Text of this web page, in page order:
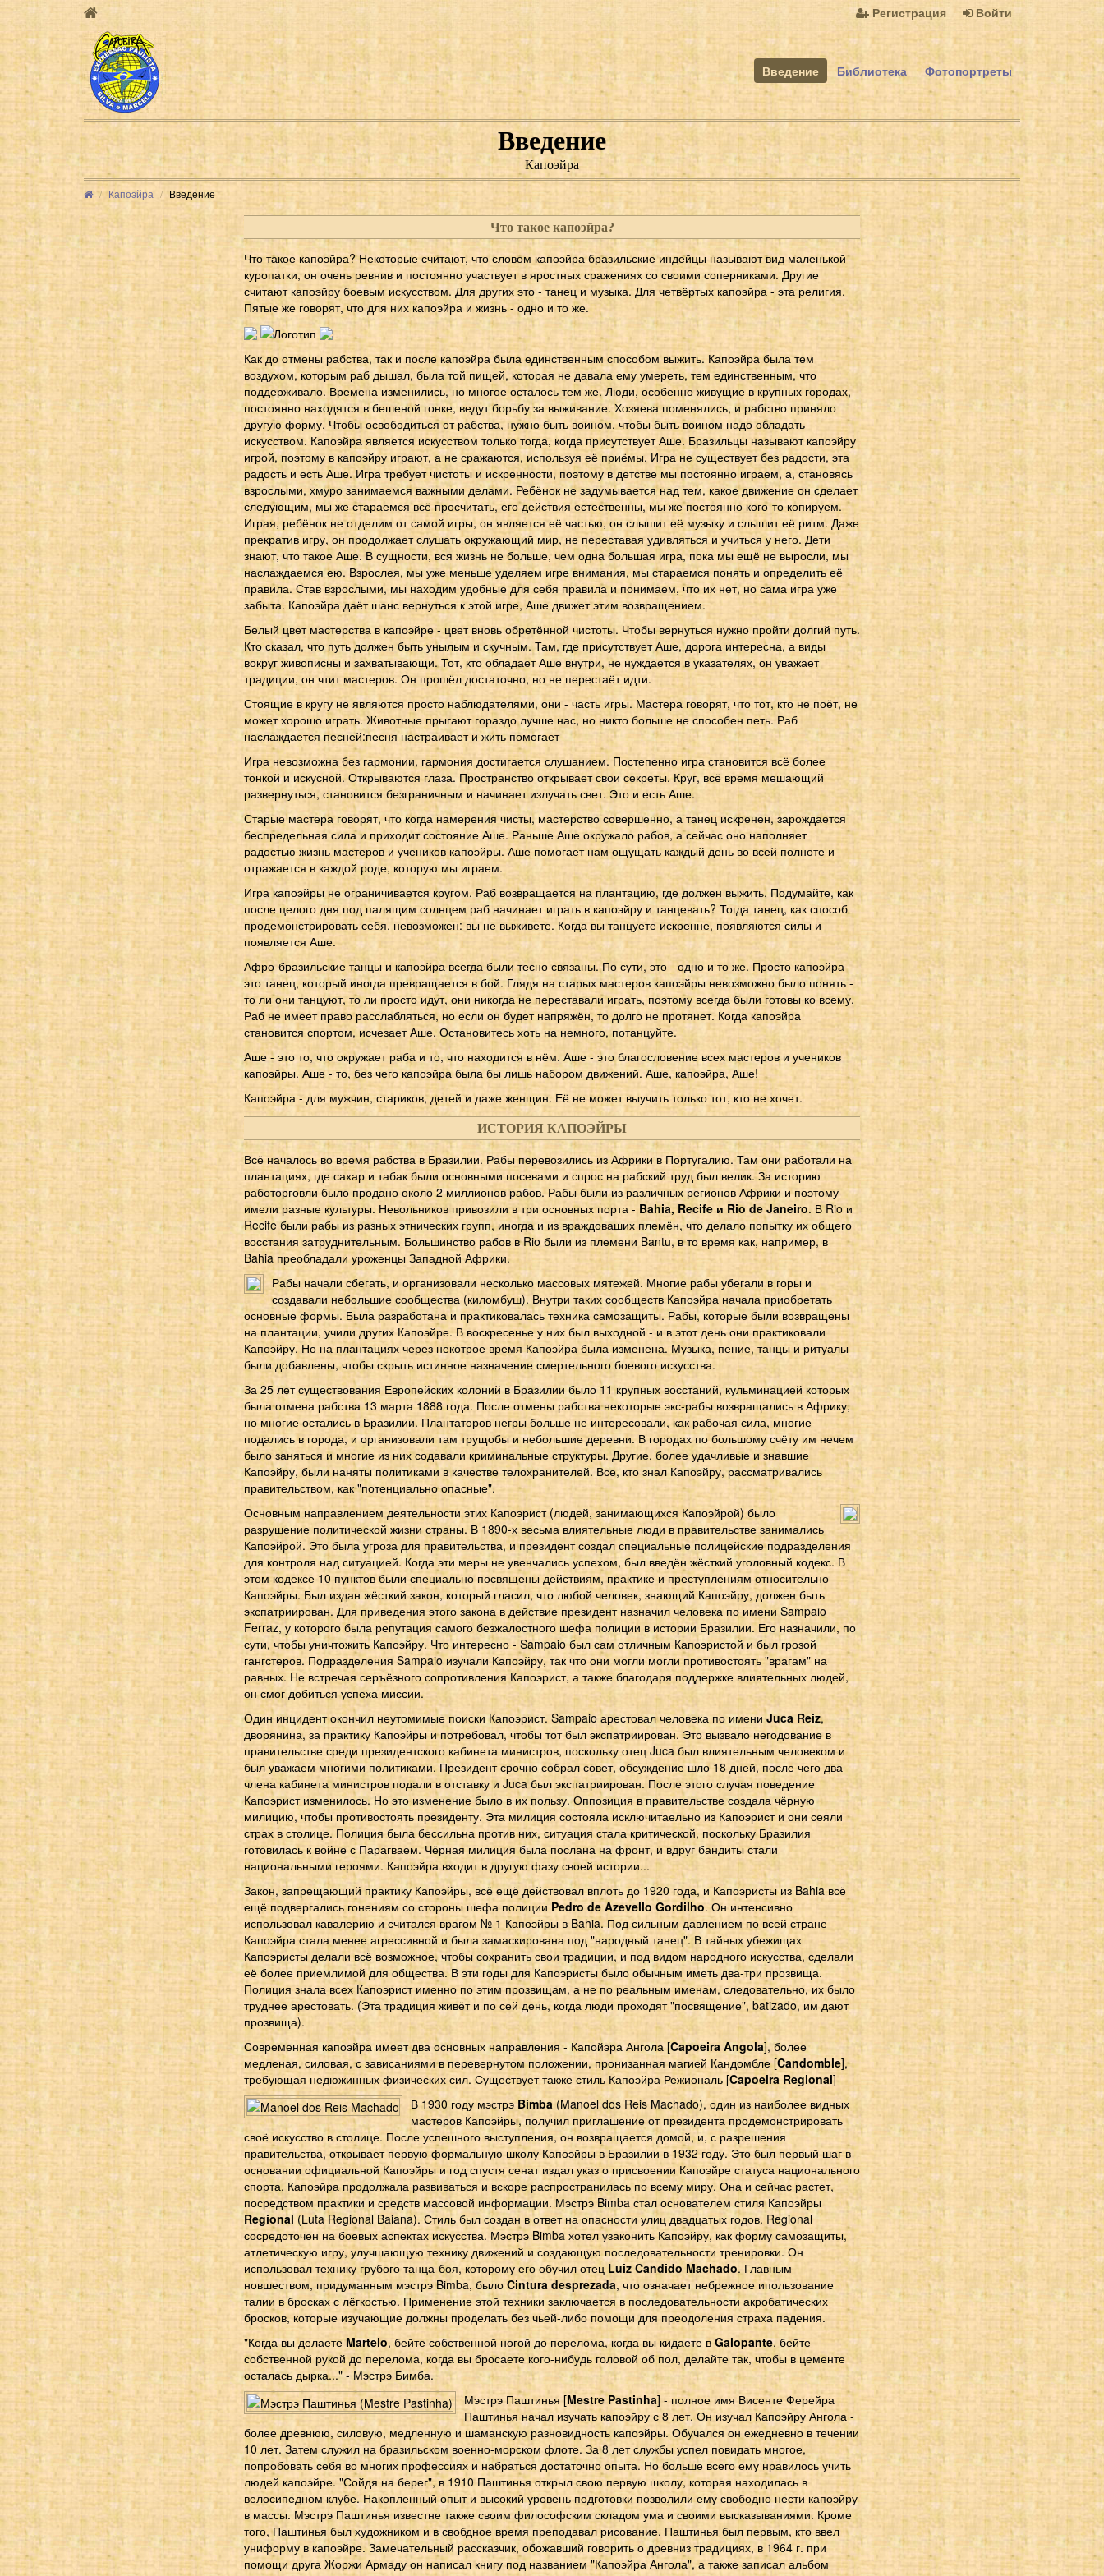
Регистрация Войти
Введение Библиотека Фотопортреты
Введение
Капоэйра
Капоэйра Введение
Что такое капоэйра?
Что такое капоэйра? Некоторые считают, что словом капоэйра бразильские индейцы называют вид маленькой
куропатки, он очень ревнив и постоянно участвует в яростных сражениях со своими соперниками. Другие
считают капоэйру боевым искусством. Для других это - танец и музыка. Для четвёртых капоэйра - эта религия.
Пятые же говорят, что для них капоэйра и жизнь - одно и то же.
Как до отмены рабства, так и после капоэйра была единственным способом выжить. Капоэйра была тем
воздухом, которым раб дышал, была той пищей, которая не давала ему умереть, тем единственным, что
поддерживало. Времена изменились, но многое осталось тем же. Люди, особенно живущие в крупных городах,
постоянно находятся в бешеной гонке, ведут борьбу за выживание. Хозяева поменялись, и рабство приняло
другую форму. Чтобы освободиться от рабства, нужно быть воином, чтобы быть воином надо обладать
искусством. Капоэйра является искусством только тогда, когда присутствует Аше. Бразильцы называют капоэйру
игрой, поэтому в капоэйру играют, а не сражаются, используя её приёмы. Игра не существует без радости, эта
радость и есть Аше. Игра требует чистоты и искренности, поэтому в детстве мы постоянно играем, а, становясь
взрослыми, хмуро занимаемся важными делами. Ребёнок не задумывается над тем, какое движение он сделает
следующим, мы же стараемся всё просчитать, его действия естественны, мы же постоянно кого-то копируем.
Играя, ребёнок не отделим от самой игры, он является её частью, он слышит её музыку и слышит её ритм. Даже
прекратив игру, он продолжает слушать окружающий мир, не переставая удивляться и учиться у него. Дети
знают, что такое Аше. В сущности, вся жизнь не больше, чем одна большая игра, пока мы ещё не выросли, мы
наслаждаемся ею. Взрослея, мы уже меньше уделяем игре внимания, мы стараемся понять и определить её
правила. Став взрослыми, мы находим удобные для себя правила и понимаем, что их нет, но сама игра уже
забыта. Капоэйра даёт шанс вернуться к этой игре, Аше движет этим возвращением.
Белый цвет мастерства в капоэйре - цвет вновь обретённой чистоты. Чтобы вернуться нужно пройти долгий путь.
Кто сказал, что путь должен быть унылым и скучным. Там, где присутствует Аше, дорога интересна, а виды
вокруг живописны и захватывающи. Тот, кто обладает Аше внутри, не нуждается в указателях, он уважает
традиции, он чтит мастеров. Он прошёл достаточно, но не перестаёт идти.
Стоящие в кругу не являются просто наблюдателями, они - часть игры. Мастера говорят, что тот, кто не поёт, не
может хорошо играть. Животные прыгают гораздо лучше нас, но никто больше не способен петь. Раб
наслаждается песней:песня настраивает и жить помогает
Игра невозможна без гармонии, гармония достигается слушанием. Постепенно игра становится всё более
тонкой и искусной. Открываются глаза. Пространство открывает свои секреты. Круг, всё время мешающий
развернуться, становится безграничным и начинает излучать свет. Это и есть Аше.
Старые мастера говорят, что когда намерения чисты, мастерство совершенно, а танец искренен, зарождается
беспредельная сила и приходит состояние Аше. Раньше Аше окружало рабов, а сейчас оно наполняет
радостью жизнь мастеров и учеников капоэйры. Аше помогает нам ощущать каждый день во всей полноте и
отражается в каждой роде, которую мы играем.
Игра капоэйры не ограничивается кругом. Раб возвращается на плантацию, где должен выжить. Подумайте, как
после целого дня под палящим солнцем раб начинает играть в капоэйру и танцевать? Тогда танец, как способ
продемонстрировать себя, невозможен: вы не выживете. Когда вы танцуете искренне, появляются силы и
появляется Аше.
Афро-бразильские танцы и капоэйра всегда были тесно связаны. По сути, это - одно и то же. Просто капоэйра -
это танец, который иногда превращается в бой. Глядя на старых мастеров капоэйры невозможно было понять -
то ли они танцуют, то ли просто идут, они никогда не переставали играть, поэтому всегда были готовы ко всему.
Раб не имеет право расслабляться, но если он будет напряжён, то долго не протянет. Когда капоэйра
становится спортом, исчезает Аше. Остановитесь хоть на немного, потанцуйте.
Аше - это то, что окружает раба и то, что находится в нём. Аше - это благословение всех мастеров и учеников
капоэйры. Аше - то, без чего капоэйра была бы лишь набором движений. Аше, капоэйра, Аше!
Капоэйра - для мужчин, стариков, детей и даже женщин. Её не может выучить только тот, кто не хочет.
ИСТОРИЯ КАПОЭЙРЫ
Всё началось во время рабства в Бразилии. Рабы перевозились из Африки в Португалию. Там они работали на
плантациях, где сахар и табак были основными посевами и спрос на рабский труд был велик. За историю
работорговли было продано около 2 миллионов рабов. Рабы были из различных регионов Африки и поэтому
имели разные культуры. Невольников привозили в три основных порта - Bahia, Recife и Rio de Janeiro. В Rio и
Recife были рабы из разных этнических групп, иногда и из враждоваших племён, что делало попытку их общего
восстания затруднительным. Большинство рабов в Rio были из племени Bantu, в то время как, например, в
Bahia преобладали уроженцы Западной Африки.
Рабы начали сбегать, и организовали несколько массовых мятежей. Многие рабы убегали в горы и
создавали небольшие сообщества (киломбуш). Внутри таких сообществ Капоэйра начала приобретать
основные формы. Была разработана и практиковалась техника самозащиты. Рабы, которые были возвращены
на плантации, учили других Капоэйре. В воскресенье у них был выходной - и в этот день они практиковали
Капоэйру. Но на плантациях через некотрое время Капоэйра была изменена. Музыка, пение, танцы и ритуалы
были добавлены, чтобы скрыть истинное назначение смертельного боевого искусства.
За 25 лет существования Европейских колоний в Бразилии было 11 крупных восстаний, кульминацией которых
была отмена рабства 13 марта 1888 года. После отмены рабства некоторые экс-рабы возвращались в Африку,
но многие остались в Бразилии. Плантаторов негры больше не интересовали, как рабочая сила, многие
подались в города, и организовали там трущобы и небольшие деревни. В городах по большому счёту им нечем
было заняться и многие из них содавали криминальные структуры. Другие, более удачливые и знавшие
Капоэйру, были наняты политиками в качестве телохранителей. Все, кто знал Капоэйру, рассматривались
правительством, как "потенциально опасные".
Основным направлением деятельности этих Капоэрист (людей, занимающихся Капоэйрой) было
разрушение политической жизни страны. В 1890-х весьма влиятельные люди в правительстве занимались
Капоэйрой. Это была угроза для правительства, и президент создал специальные полицейские подразделения
для контроля над ситуацией. Когда эти меры не увенчались успехом, был введён жёсткий уголовный кодекс. В
этом кодексе 10 пунктов были специально посвящены действиям, практике и преступлениям относительно
Капоэйры. Был издан жёсткий закон, который гласил, что любой человек, знающий Капоэйру, должен быть
экспатриирован. Для приведения этого закона в действие президент назначил человека по имени Sampaio
Ferraz, у которого была репутация самого безжалостного шефа полиции в истории Бразилии. Его назначили, по
сути, чтобы уничтожить Капоэйру. Что интересно - Sampaio был сам отличным Капоэристой и был грозой
гангстеров. Подразделения Sampaio изучали Капоэйру, так что они могли могли противостоять "врагам" на
равных. Не встречая серъёзного сопротивления Капоэрист, а также благодаря поддержке влиятельных людей,
он смог добиться успеха миссии.
Один инцидент окончил неутомимые поиски Капоэрист. Sampaio арестовал человека по имени Juca Reiz,
дворянина, за практику Капоэйры и потребовал, чтобы тот был экспатриирован. Это вызвало негодование в
правительстве среди президентского кабинета министров, поскольку отец Juca был влиятельным человеком и
был уважаем многими политиками. Президент срочно собрал совет, обсуждение шло 18 дней, после чего два
члена кабинета министров подали в отставку и Juca был экспатриирован. После этого случая поведение
Капоэрист изменилось. Но это изменение было в их пользу. Оппозиция в правительстве создала чёрную
милицию, чтобы противостоять президенту. Эта милиция состояла исключитаельно из Капоэрист и они сеяли
страх в столице. Полиция была бессильна против них, ситуация стала критической, поскольку Бразилия
готовилась к войне с Парагваем. Чёрная милиция была послана на фронт, и вдруг бандиты стали
национальными героями. Капоэйра входит в другую фазу своей истории...
Закон, запрещающий практику Капоэйры, всё ещё действовал вплоть до 1920 года, и Капоэристы из Bahia всё
ещё подвергались гонениям со стороны шефа полиции Pedro de Azevello Gordilho. Он интенсивно
использовал кавалерию и считался врагом № 1 Капоэйры в Bahia. Под сильным давлением по всей стране
Капоэйра стала менее агрессивной и была замаскирована под "народный танец". В тайных убежищах
Капоэристы делали всё возможное, чтобы сохранить свои традиции, и под видом народного искусства, сделали
её более приемлимой для общества. В эти годы для Капоэристы было обычным иметь два-три прозвища.
Полиция знала всех Капоэрист именно по этим прозвищам, а не по реальным именам, следовательно, их было
труднее арестовать. (Эта традиция живёт и по сей день, когда люди проходят "посвящение", batizado, им дают
прозвища).
Современная капоэйра имеет два основных направления - Капойэра Ангола [Capoeira Angola], более
медленая, силовая, с зависаниями в перевернутом положении, пронизанная магией Кандомбле [Candomble],
требующая недюжинных физических сил. Существует также стиль Капоэйра Режиональ [Capoeira Regional]
В 1930 году мэстрэBimba (Manoel dos Reis Machado), один из наиболее видных
мастеров Капоэйры, получил приглашение от президента продемонстрировать
своё искусство в столице. После успешного выступления, он возвращается домой, и, с разрешения
правительства, открывает первую формальную школу Капоэйры в Бразилии в 1932 году. Это был первый шаг в
основании официальной Капоэйры и год спустя сенат издал указ о присвоении Капоэйре статуса национального
спорта. Капоэйра продолжала развиваться и вскоре распространилась по всему миру. Она и сейчас растет,
посредством практики и средств массовой информации. Мэстрэ Bimba стал основателем стиля Капоэйры
Regional (Luta Regional Baiana). Стиль был создан в ответ на опасности улиц двадцатых годов. Regional
сосредоточен на боевых аспектах искусства. Мэстрэ Bimba хотел узаконить Капоэйру, как форму самозащиты,
атлетическую игру, улучшающую технику движений и создающую последовательности тренировки. Он
использовал технику грубого танца-боя, которому его обучил отец Luiz Candido Machado. Главным
новшеством, придуманным мэстрэ Bimba, былоCintura desprezada, что означает небрежное ипользование
талии в бросках с лёгкостью. Применение этой техники заключается в последовательности акробатических
бросков, которые изучающие должны проделать без чьей-либо помощи для преодоления страха падения.
"Когда вы делаетеMartelo, бейте собственной ногой до перелома, когда вы кидаете в Galopante, бейте
собственной рукой до перелома, когда вы бросаете кого-нибудь головой об пол, делайте так, чтобы в цементе
осталась дырка..." - Мэстрэ Бимба.
Мэстрэ Паштинья [Mestre Pastinha] - полное имя Висенте Ферейра
Паштинья начал изучать капоэйру с 8 лет. Он изучал Капоэйру Ангола -
более древнюю, силовую, медленную и шаманскую разновидность капоэйры. Обучался он ежедневно в течении
10 лет. Затем служил на бразильском военно-морском флоте. За 8 лет службы успел повидать многое,
попробовать себя во многих профессиях и набраться достаточно опыта. Но больше всего ему нравилось учить
людей капоэйре. "Сойдя на берег", в 1910 Паштинья открыл свою первую школу, которая находилась в
велосипедном клубе. Накопленный опыт и высокий уровень подготовки позволили ему свободно нести капоэйру
в массы. Мэстрэ Паштинья известне также своим философским складом ума и своими высказываниями. Кроме
того, Паштинья был художником и в свобдное время преподавал рисование. Паштинья был первым, кто ввел
униформу в капоэйре. Замечательный рассказчик, обожавший говорить о древниз традициях, в 1964 г. при
помощи друга Жоржи Армаду он написал книгу под названием "Капоэйра Ангола", а также записал альбом